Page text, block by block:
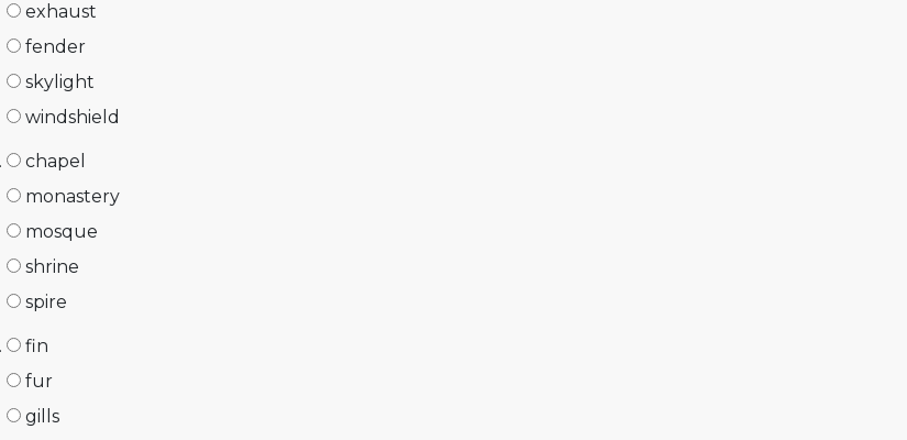
exhaust
fender
skylight
windshield
chapel
monastery
mosque
shrine
spire
fin
fur
gills